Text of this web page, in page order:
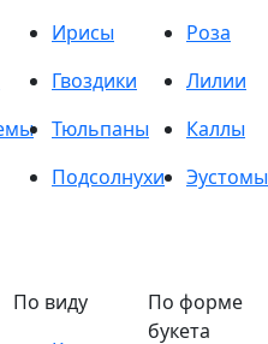
Ирисы
Роза
Гвоздики
Лилии
Тюльпаны
Каллы
Подсолнухи
Эустомы
По виду
По форме
букета